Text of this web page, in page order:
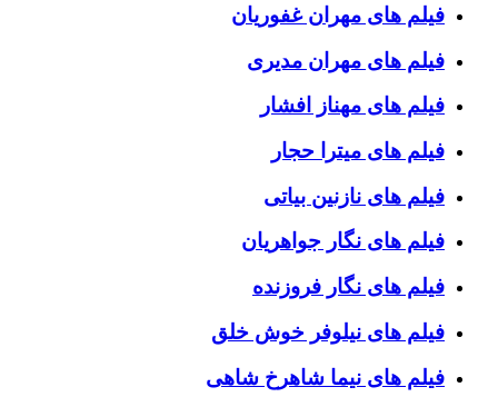
فیلم های مهران غفوریان
فیلم های مهران مدیری
فیلم های مهناز افشار
فیلم های میترا حجار
فیلم های نازنین بیاتی
فیلم های نگار جواهریان
فیلم های نگار فروزنده
فیلم های نیلوفر خوش خلق
فیلم های نیما شاهرخ شاهی